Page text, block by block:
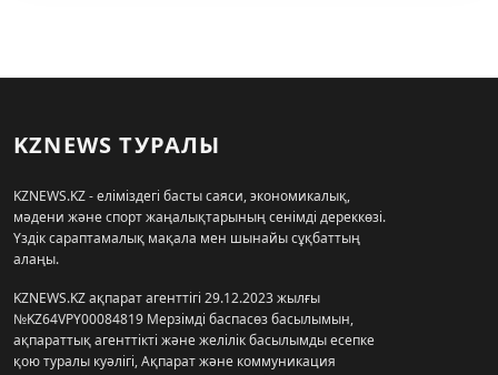
KZNEWS ТУРАЛЫ
KZNEWS.KZ - еліміздегі басты саяси, экономикалық,
мәдени және спорт жаңалықтарының сенімді дереккөзі.
Үздік сараптамалық мақала мен шынайы сұқбаттың
алаңы.
KZNEWS.KZ ақпарат агенттігі 29.12.2023 жылғы
№KZ64VPY00084819 Мерзімді баспасөз басылымын,
ақпараттық агенттікті және желілік басылымды есепке
қою туралы куәлігі, Ақпарат және коммуникация